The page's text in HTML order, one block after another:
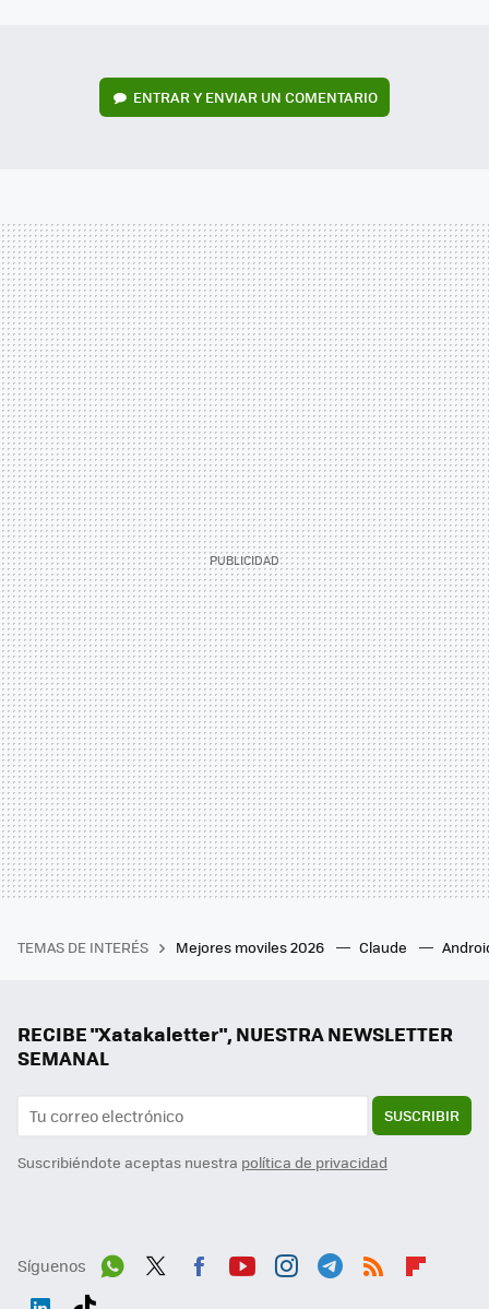
ENTRAR Y ENVIAR UN COMENTARIO
TEMAS DE INTERÉS Mejores moviles 2026 Claude
RECIBE "Xatakaletter", NUESTRA NEWSLETTER
SEMANAL
SUSCRIBIR
Suscribiéndote aceptas nuestra política de privacidad
Síguenos